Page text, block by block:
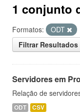
1 conjunto
Formatos: ODT
Filtrar Resultados
Servidores em
Relação de
ODT CSV